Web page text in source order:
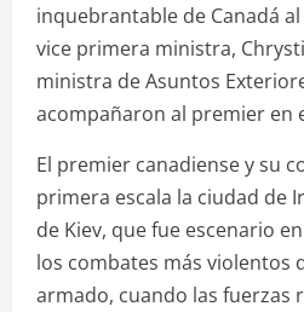
inquebrantable de Canadá
vice primera ministra,
ministra de Asuntos
acompañaron al premier en
El premier canadiense y su
primera escala la ciudad de
de Kiev, que fue escenario
los combates más violentos
armado, cuando las fuerzas